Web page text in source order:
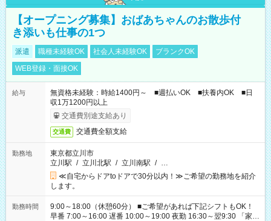
【オープニング募集】おばあちゃんのお散歩付
き添いも仕事の1つ
派遣 職種未経験OK 社会人未経験OK
ブランクOK
WEB登録・面接OK
給与
無資格未経験：時給1400円～ ■週払いOK ■扶養内OK ■日
収1万1200円以上
交通費別途支給あり
交通費 交通費全額支給
勤務地
東京都立川市
立川駅 / 立川北駅 / 立川南駅 / …
≪自宅からドアtoドアで30分以内！≫ご希望の勤務地を紹介
します。
勤務時間
9:00～18:00（休憩60分） ■ご希望があれば下記シフトもOK！
早番 7:00～16:00 遅番 10:00～19:00 夜勤 16:30～翌9:30 「家族